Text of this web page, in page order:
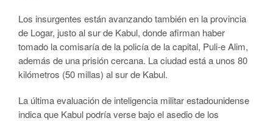
Los insurgentes están avanzando también en la provincia
de Logar, justo al sur de Kabul, donde afirman haber
tomado la comisaría de la policía de la capital, Puli-e Alim,
además de una prisión cercana. La ciudad está a unos 80
kilómetros (50 millas) al sur de Kabul.
La última evaluación de inteligencia militar estadounidense
indica que Kabul podría verse bajo el asedio de los